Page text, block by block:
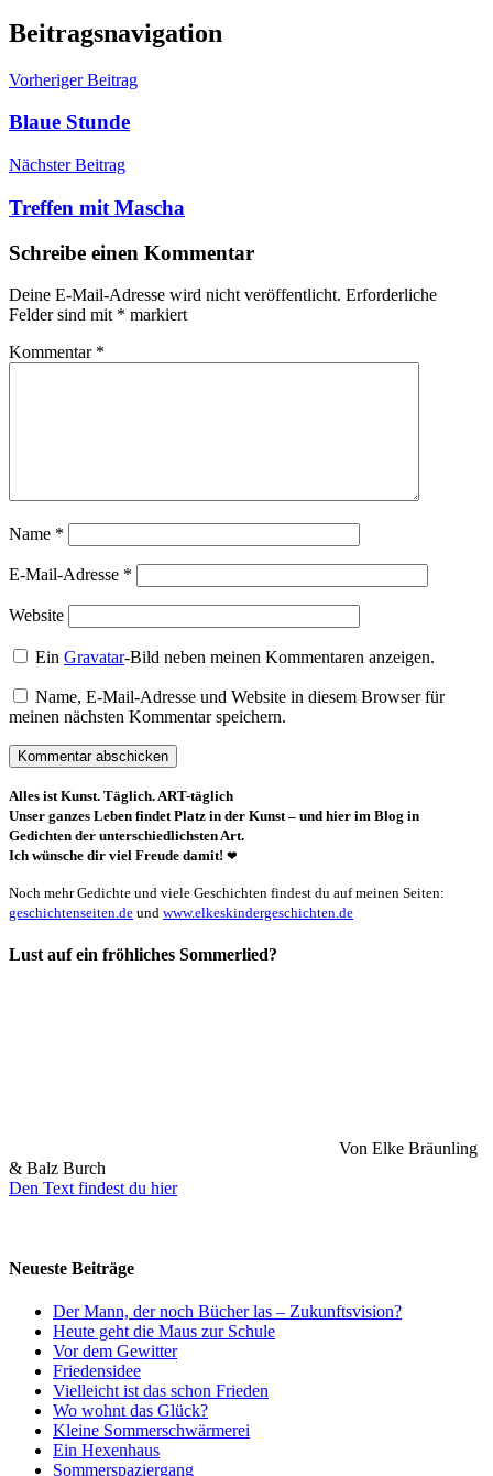
Beitragsnavigation
Vorheriger Beitrag
Blaue Stunde
Nächster Beitrag
Treffen mit Mascha
Schreibe einen Kommentar
Deine E-Mail-Adresse wird nicht veröffentlicht. Erforderliche
Felder sind mit * markiert
Kommentar *
Name *
E-Mail-Adresse *
Website
EinGravatar-Bild neben meinen Kommentaren anzeigen.
Name, E-Mail-Adresse und Website in diesem Browser für
meinen nächsten Kommentar speichern.
Alles ist Kunst. Täglich. ART-täglich
Unser ganzes Leben findet Platz in der Kunst – und hier im Blog in
Gedichten der unterschiedlichsten Art.
Ich wünsche dir viel Freude damit! ❤
Noch mehr Gedichte und viele Geschichten findest du auf meinen Seiten:
geschichtenseiten.de und www.elkeskindergeschichten.de
Lust auf ein fröhliches Sommerlied?
Von Elke Bräunling
& Balz Burch
Den Text findest du hier
Neueste Beiträge
Der Mann, der noch Bücher las – Zukunftsvision?
Heute geht die Maus zur Schule
Vor dem Gewitter
Friedensidee
Vielleicht ist das schon Frieden
Wo wohnt das Glück?
Kleine Sommerschwärmerei
Ein Hexenhaus
Sommerspaziergang